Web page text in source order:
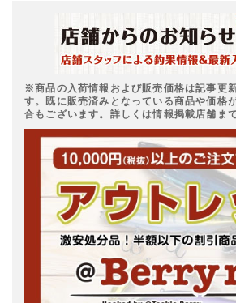
※商品の入荷情報および販売価格は記事更
す。既に販売済みとなっている商品や価格
合もございます。詳しくは情報掲載店舗ま